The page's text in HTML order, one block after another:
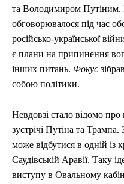
та Володимиром Путіним.
обговорювалося під час
російсько-української
є плани на припинення
інших питань. Фокус
собою політики.
Невдовзі стало відомо
зустрічі Путіна та
може відбутися в одній із
Саудівській Аравії. Таку
виступу в Овальному